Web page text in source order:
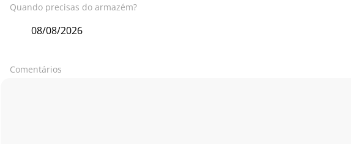
Quando precisas do armazém?
Comentários